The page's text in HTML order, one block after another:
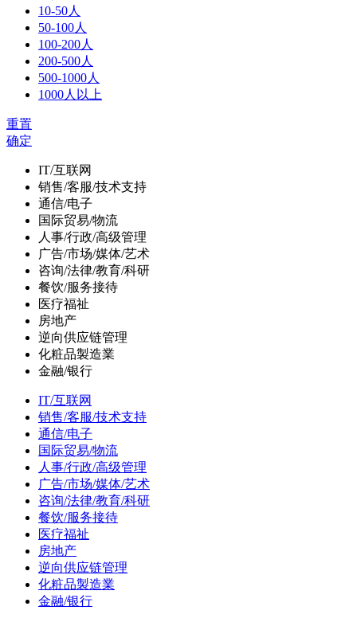
10-50人
50-100人
100-200人
200-500人
500-1000人
1000人以上
重置
确定
IT/互联网
销售/客服/技术支持
通信/电子
国际贸易/物流
人事/行政/高级管理
广告/市场/媒体/艺术
咨询/法律/教育/科研
餐饮/服务接待
医疗福祉
房地产
逆向供应链管理
化粧品製造業
金融/银行
IT/互联网
销售/客服/技术支持
通信/电子
国际贸易/物流
人事/行政/高级管理
广告/市场/媒体/艺术
咨询/法律/教育/科研
餐饮/服务接待
医疗福祉
房地产
逆向供应链管理
化粧品製造業
金融/银行